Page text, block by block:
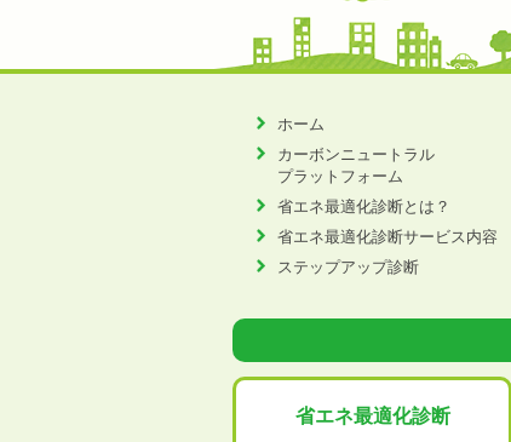
ホーム
カーボンニュートラル
プラットフォーム
省エネ最適化診断とは？
省エネ最適化診断サービス内容
ステップアップ診断
省エネ最適化診断